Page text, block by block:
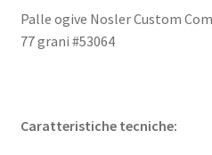
Palle ogive Nosler Custom
77 grani #53064
Caratteristiche tecniche: